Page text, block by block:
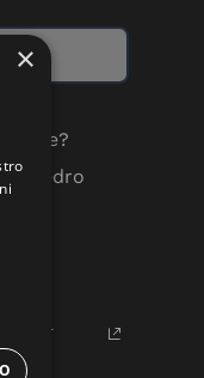
Fedro
e
per
×